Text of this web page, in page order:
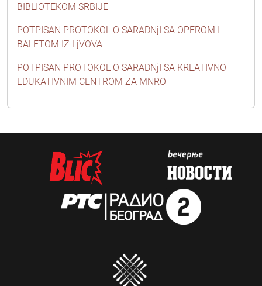
BIBLIOTEKOM SRBIJE
POTPISAN PROTOKOL O SARADNjI SA OPEROM I
BALETOM IZ LjVOVA
POTPISAN PROTOKOL O SARADNjI SA KREATIVNO
EDUKATIVNIM CENTROM ZA MNRO